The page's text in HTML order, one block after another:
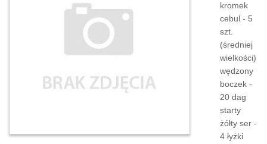
kromek
cebul - 5
szt.
(średniej
wielkości)
wędzony
boczek -
20 dag
starty
żółty ser -
4 łyżki